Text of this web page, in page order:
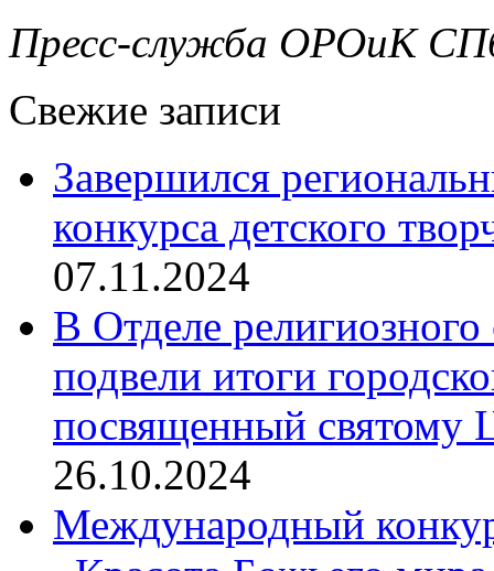
Пресс-служба ОРОиК
Свежие записи
Завершился
конкурса детского
07.11.2024
В Отделе религиозного
подвели итоги
посвященный святому
26.10.2024
Международный